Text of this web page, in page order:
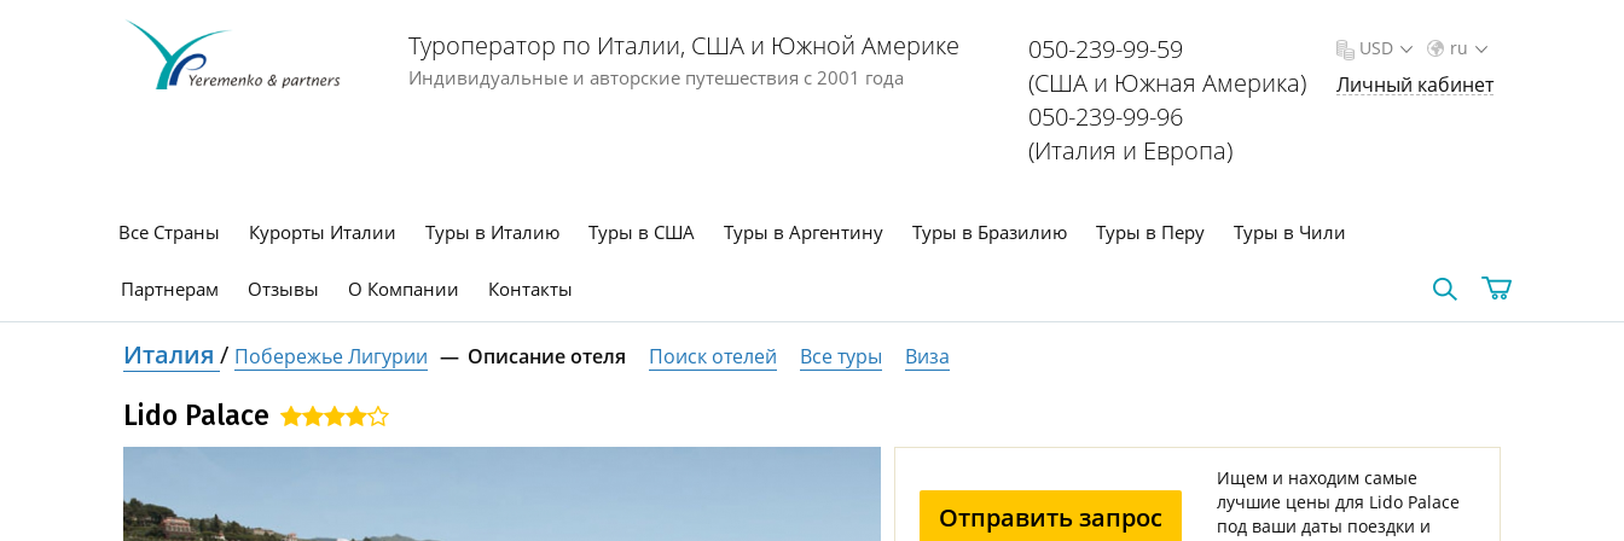
Туроператор по Италии, США и Южной Америке
Индивидуальные и авторские путешествия с 2001 года
050-239-99-59
(США и Южная Америка)
050-239-99-96
(Италия и Европа)
ru
USD
Личный кабинет
Все Страны Курорты Италии Туры в Италию Туры в США Туры в Аргентину Туры в Бразилию Туры в Перу Туры в Чили
Партнерам Отзывы О Компании Контакты
Италия / Побережье Лигурии Описание отеля Поиск отелей Все туры Виза
Lido Palace
Отправить запрос
Ищем и находим самые
лучшие цены для Lido Palace
под ваши даты поездки и